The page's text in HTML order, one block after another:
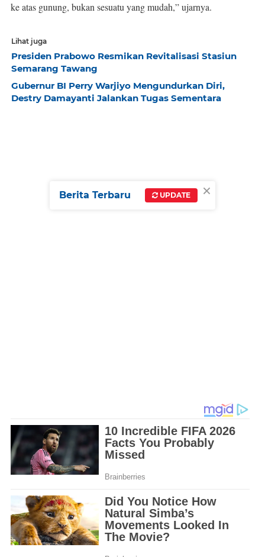
ke atas gunung, bukan sesuatu yang mudah,” ujarnya.
Lihat juga
Presiden Prabowo Resmikan Revitalisasi Stasiun
Semarang Tawang
Gubernur BI Perry Warjiyo Mengundurkan Diri,
Destry Damayanti Jalankan Tugas Sementara
×
Berita Terbaru UPDATE